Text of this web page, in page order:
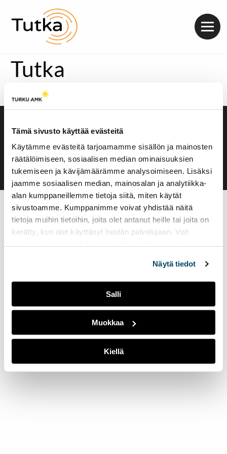
Tämä sivusto käyttää evästeitä
Käytämme evästeitä tarjoamamme sisällön ja mainosten
räätälöimiseen, sosiaalisen median ominaisuuksien
tukemiseen ja kävijämäärämme analysoimiseen. Lisäksi
jaamme sosiaalisen median, mainosalan ja analytiikka-
alan kumppaneillemme tietoja siitä, miten käytät
sivustoamme. Kumppanimme voivat yhdistää näitä
tietoja muihin tietoihin, joita olet antanut heille tai joita on
kerätty, kun olet käyttänyt heidän palvelujaan. Voit
Näytä tiedot
Salli
Muokkaa
Kiellä
Tutka
Saavutettavuusseloste
Evästeasetukset